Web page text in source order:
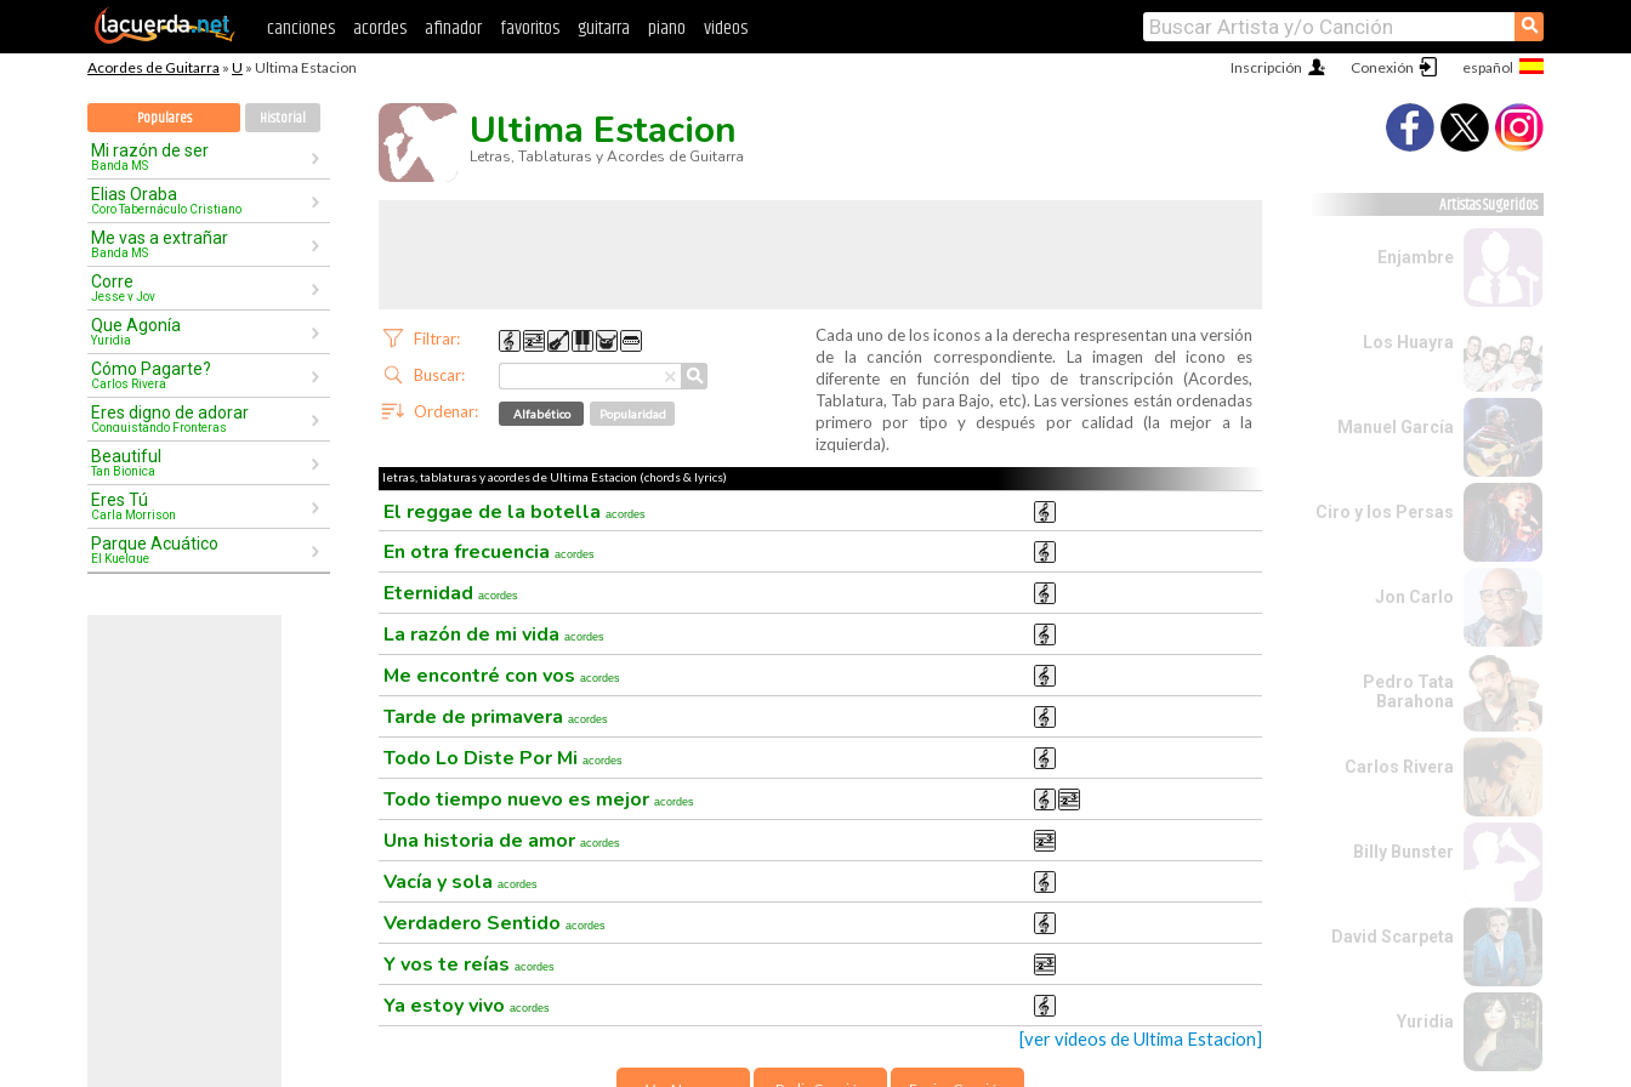
canciones acordes afinador favoritos guitarra piano videos ⚲
Acordes de Guitarra » U » Ultima Estacion Conexión
Inscripción
Populares Historial
Mi razón de ser
Banda MS
Elias Oraba
Coro Tabernáculo Cristiano
Me vas a extrañar
Banda MS
Corre
Jesse y Joy
Que Agonía
Yuridia
Cómo Pagarte?
Carlos Rivera
Eres digno de adorar
Conquistando Fronteras
Beautiful
Tan Bionica
Eres Tú
Carla Morrison
Parque Acuático
El Kuelgue
Ultima Estacion
Letras, Tablaturas y Acordes de Guitarra
Filtrar:
×
Buscar: ⚲
Ordenar: Alfabético Popularidad
Cada uno de los iconos a la derecha respresentan una versión
de la canción correspondiente. La imagen del icono es
diferente en función del tipo de transcripción (Acordes,
Tablatura, Tab para Bajo, etc). Las versiones están ordenadas
primero por tipo y después por calidad (la mejor a la
izquierda).
letras, tablaturas y acordes de Ultima Estacion (chords & lyrics)
El reggae de la botella acordes
En otra frecuencia acordes
Eternidad acordes
La razón de mi vida acordes
Me encontré con vos acordes
Tarde de primavera acordes
Todo Lo Diste Por Mi acordes
Todo tiempo nuevo es mejor acordes
Una historia de amor acordes
Vacía y sola acordes
Verdadero Sentido acordes
Y vos te reías acordes
Ya estoy vivo acordes
[ver videos de Ultima Estacion]
Artistas Sugeridos
Enjambre
Los Huayra
Manuel García
Ciro y los Persas
Jon Carlo
Pedro Tata
Barahona
Carlos Rivera
Billy Bunster
David Scarpeta
Yuridia